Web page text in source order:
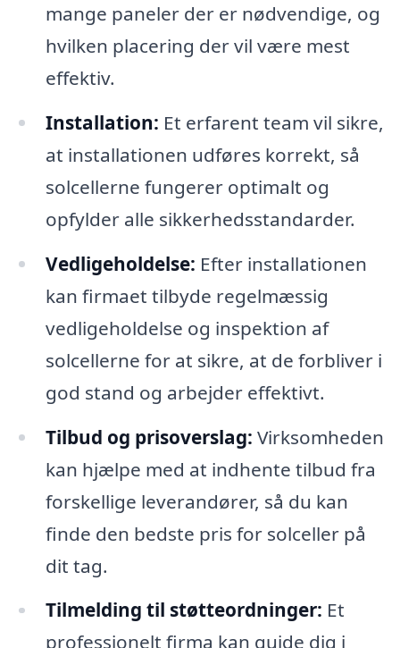
mange paneler der er nødvendige, og
hvilken placering der vil være mest
effektiv.
Installation: Et erfarent team vil sikre,
at installationen udføres korrekt, så
solcellerne fungerer optimalt og
opfylder alle sikkerhedsstandarder.
Vedligeholdelse: Efter installationen
kan firmaet tilbyde regelmæssig
vedligeholdelse og inspektion af
solcellerne for at sikre, at de forbliver i
god stand og arbejder effektivt.
Tilbud og prisoverslag: Virksomheden
kan hjælpe med at indhente tilbud fra
forskellige leverandører, så du kan
finde den bedste pris for solceller på
dit tag.
Tilmelding til støtteordninger: Et
professionelt firma kan guide dig i